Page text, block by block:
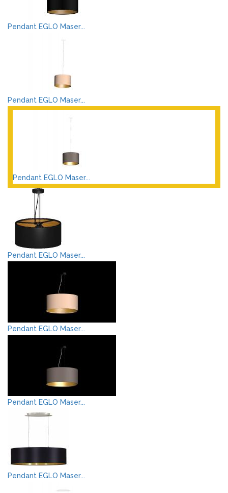
Pendant EGLO Maser...
Pendant EGLO Maser...
Pendant EGLO Maser...
Pendant EGLO Maser...
Pendant EGLO Maser...
Pendant EGLO Maser...
Pendant EGLO Maser...